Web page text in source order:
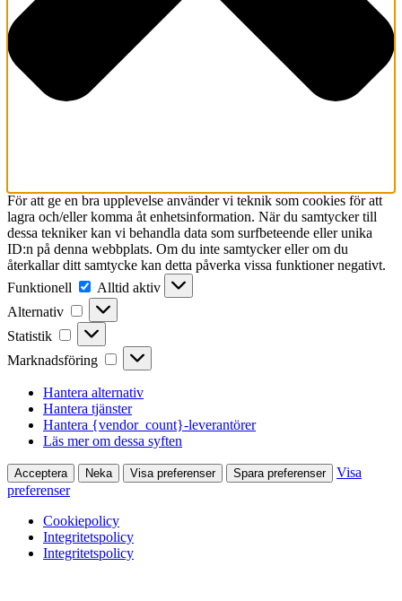
För att ge en bra upplevelse använder vi teknik som cookies för att
lagra och/eller komma åt enhetsinformation. När du samtycker till
dessa tekniker kan vi behandla data som surfbeteende eller unika
ID:n på denna webbplats. Om du inte samtycker eller om du
återkallar ditt samtycke kan detta påverka vissa funktioner negativt.
Funktionell
Funktionell
Alltid aktiv
Alternativ
Alternativ
Statistik Statistik
Marknadsföring Marknadsföring
Hantera alternativ
Hantera tjänster
Hantera {vendor_count}-leverantörer
Läs mer om dessa syften
Acceptera Neka Visa preferenser Spara preferenser
Visa
preferenser
Cookiepolicy
Integritetspolicy
Integritetspolicy